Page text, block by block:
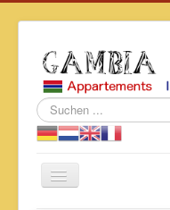
Suchen
...
Navigation
an/aus